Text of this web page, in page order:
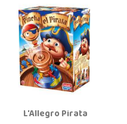
L'Allegro Pirata